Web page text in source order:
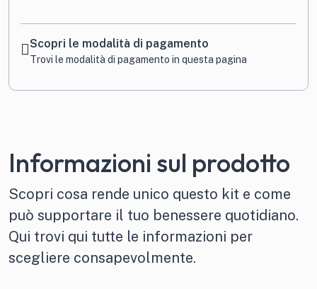
Scopri le modalità di pagamento
Trovi le modalità di pagamento in questa pagina
Informazioni sul prodotto
Scopri cosa rende unico questo kit e come
può supportare il tuo benessere quotidiano.
Qui trovi qui tutte le informazioni per
scegliere consapevolmente.